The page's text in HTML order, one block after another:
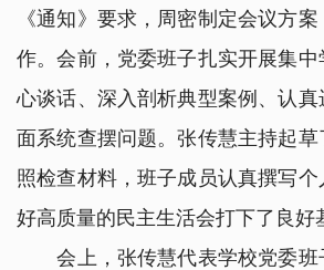
《通知》要求，周密制定会议方
作。会前，党委班子扎实开展集
心谈话、深入剖析典型案例、认
面系统查摆问题。张传慧主持起
照检查材料，班子成员认真撰写
好高质量的民主生活会打下了良好
会上，张传慧代表学校党委班